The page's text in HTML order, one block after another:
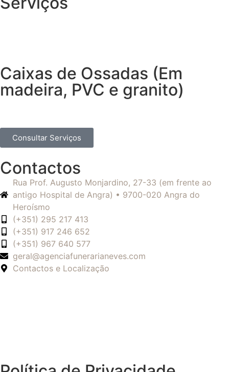
Caixas de Ossadas (Em
madeira, PVC e granito)
Consultar Serviços
Contactos
Rua Prof. Augusto Monjardino, 27-33 (em frente ao
antigo Hospital de Angra) • 9700-020 Angra do
Heroísmo
(+351) 295 217 413
(+351) 917 246 652
(+351) 967 640 577
geral@agenciafunerarianeves.com
Contactos e Localização